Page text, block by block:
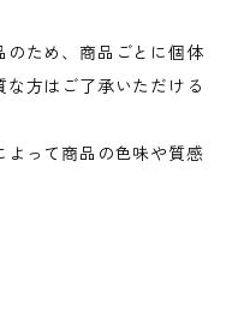
のため、商品ごとに個体
方はご了承いただける
よって商品の色味や質感